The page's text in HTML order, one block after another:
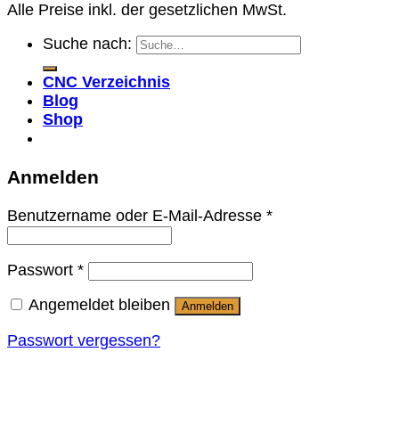
Alle Preise inkl. der gesetzlichen MwSt.
Suche nach:
CNC Verzeichnis
Blog
Shop
Anmelden
Benutzername oder E-Mail-Adresse *
Passwort *
Angemeldet bleiben
Anmelden
Passwort vergessen?